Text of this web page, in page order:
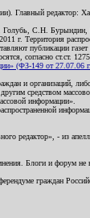
Главный редактор:
Голубь, С.Н.
г. Территория
публикации
согласно ст.ст.
(ФЗ-149 от 27.07.06
и организаций,
средством
информации».
редактор», - из
Блоги и форум
граждан